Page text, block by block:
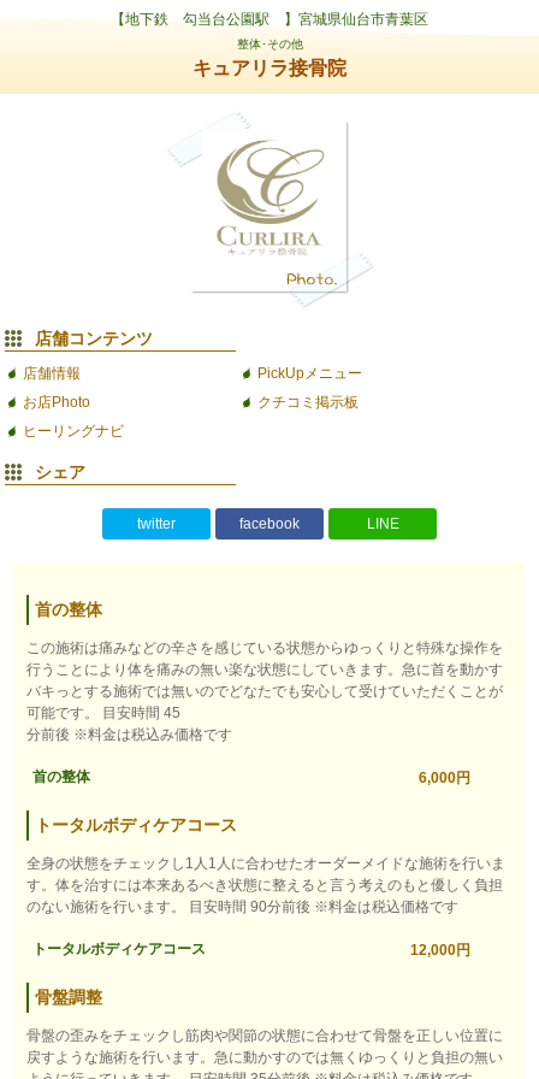
【地下鉄 勾当台公園駅 】宮城県仙台市青葉区
整体･その他
キュアリラ接骨院
店舗コンテンツ
店舗情報
PickUpメニュー
お店Photo
クチコミ掲示板
ヒーリングナビ
シェア
twitter facebook LINE
首の整体
この施術は痛みなどの辛さを感じている状態からゆっくりと特殊な操作を
行うことにより体を痛みの無い楽な状態にしていきます。急に首を動かす
バキっとする施術では無いのでどなたでも安心して受けていただくことが
可能です。 目安時間 45
分前後 ※料金は税込み価格です
首の整体 6,000円
トータルボディケアコース
全身の状態をチェックし1人1人に合わせたオーダーメイドな施術を行いま
す。体を治すには本来あるべき状態に整えると言う考えのもと優しく負担
のない施術を行います。 目安時間 90分前後 ※料金は税込価格です
トータルボディケアコース 12,000円
骨盤調整
骨盤の歪みをチェックし筋肉や関節の状態に合わせて骨盤を正しい位置に
戻すような施術を行います。急に動かすのでは無くゆっくりと負担の無い